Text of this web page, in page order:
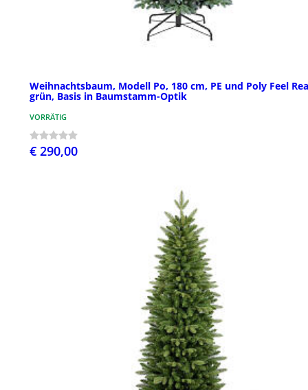
Weihnachtsbaum, Modell Po, 180 cm, PE und Poly Feel
grün, Basis in Baumstamm-Optik
VORRÄTIG
€ 290,00